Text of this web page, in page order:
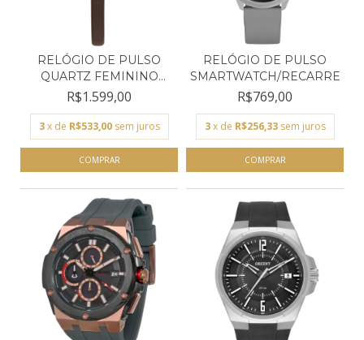
RELÓGIO DE PULSO
QUARTZ FEMININO
TECHNOS...
R$1.599,00
3 x de R$533,00 sem juros
RELÓGIO DE PULSO
SMARTWATCH/
R$769,00
3 x de R$256,33 sem juros